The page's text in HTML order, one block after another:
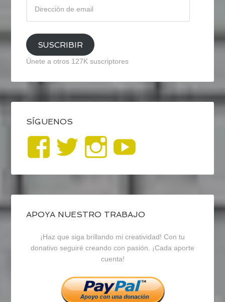
email
SUSCRIBIR
Únete a otros 127K suscriptores
SÍGUENOS
Ver
perfil
de
blogrecursosep
en
Facebook
Ver
perfil
de
recursosep
en
Twitter
Ver
perfil
de
recursosep
en
Instagram
APOYA NUESTRO TRABAJO
¡Haz que siga brillando mi creatividad! Con tu
donativo seguiré creando con pasión. ¡Cada aporte
cuenta!